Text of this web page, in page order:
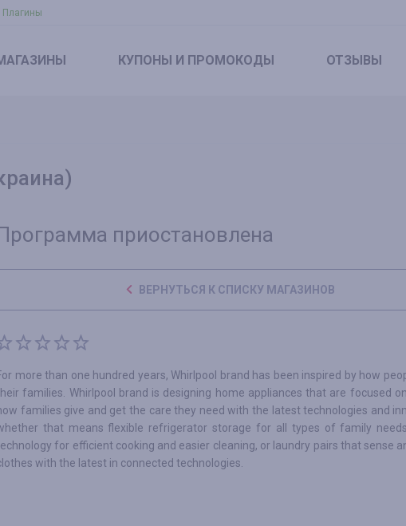
Плагины
КУПОНЫ И ПРОМОКОДЫ ОТЗЫВЫ
приостановлена
ВЕРНУТЬСЯ К СПИСКУ МАГАЗИНОВ
more than one hundred years, Whirlpool brand has been inspired by how
families. Whirlpool brand is designing home appliances that are focused
families give and get the care they need with the latest technologies and
that means flexible refrigerator storage for all types of family
for efficient cooking and easier cleaning, or laundry pairs that sense
with the latest in connected technologies.